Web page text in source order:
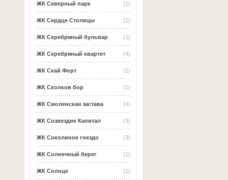
(1)
ЖК Северный парк
(1)
ЖК Сердце Столицы
(1)
ЖК Серебряный бульвар
(4)
ЖК Серебряный квартет
(1)
ЖК Скай Форт
(1)
ЖК Сколков бор
(4)
ЖК Смоленская застава
(3)
ЖК Созвездие Капитал
(3)
ЖК Соколиное гнездо
(1)
ЖК Солнечный берег
(1)
ЖК Солнце